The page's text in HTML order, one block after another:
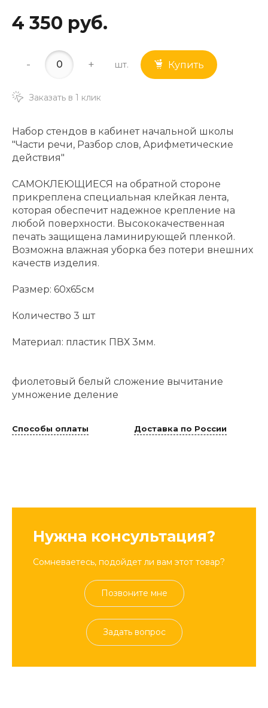
4 350 руб.
- + шт. Купить
Заказать в 1 клик
Набор стендов в кабинет начальной школы
"Части речи, Разбор слов, Арифметические
действия"
САМОКЛЕЮЩИЕСЯ на обратной стороне
прикреплена специальная клейкая лента,
которая обеспечит надежное крепление на
любой поверхности. Высококачественная
печать защищена ламинирующей пленкой.
Возможна влажная уборка без потери внешних
качеств изделия.
Размер: 60х65см
Количество 3 шт
Материал: пластик ПВХ 3мм.
фиолетовый белый сложение вычитание
умножение деление
Способы оплаты Доставка по России
Нужна консультация?
Сомневаетесь, подойдет ли вам этот товар?
Позвоните мне
Задать вопрос